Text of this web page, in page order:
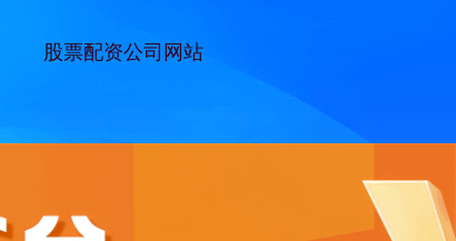
股票配资公司网站